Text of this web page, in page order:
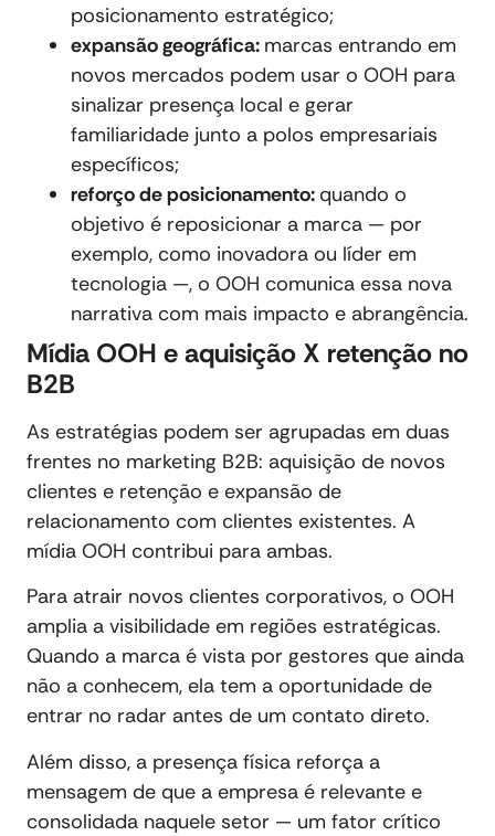
posicionamento estratégico;
expansão geográfica: marcas entrando em
novos mercados podem usar o OOH para
sinalizar presença local e gerar
familiaridade junto a polos empresariais
específicos;
reforço de posicionamento:quando o
objetivo é reposicionar a marca — por
exemplo, como inovadora ou líder em
tecnologia —, o OOH comunica essa nova
narrativa com mais impacto e abrangência.
Mídia OOH e aquisição X retenção no
B2B
As estratégias podem ser agrupadas em duas
frentes no marketing B2B: aquisição de novos
clientes e retenção e expansão de
relacionamento com clientes existentes. A
mídia OOH contribui para ambas.
Para atrair novos clientes corporativos, o OOH
amplia a visibilidade em regiões estratégicas.
Quando a marca é vista por gestores que ainda
não a conhecem, ela tem a oportunidade de
entrar no radar antes de um contato direto.
Além disso, a presença física reforça a
mensagem de que a empresa é relevante e
consolidada naquele setor — um fator crítico